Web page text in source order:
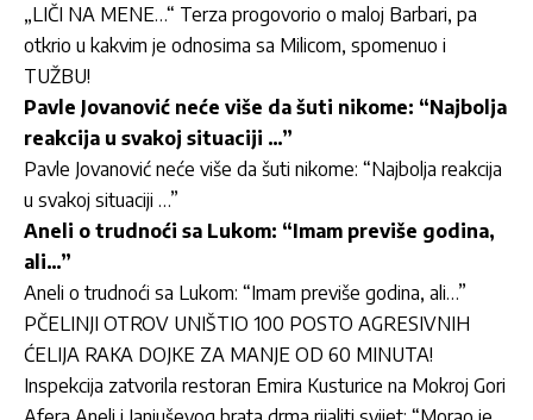
„LIČI NA MENE…“ Terza progovorio o maloj Barbari, pa
otkrio u kakvim je odnosima sa Milicom, spomenuo i
TUŽBU!
Pavle Jovanović neće više da šuti nikome: “Najbolja
reakcija u svakoj situaciji …”
Pavle Jovanović neće više da šuti nikome: “Najbolja reakcija
u svakoj situaciji …”
Aneli o trudnoći sa Lukom: “Imam previše godina,
ali…”
Aneli o trudnoći sa Lukom: “Imam previše godina, ali…”
PČELINJI OTROV UNIŠTIO 100 POSTO AGRESIVNIH
ĆELIJA RAKA DOJKE ZA MANJE OD 60 MINUTA!
Inspekcija zatvorila restoran Emira Kusturice na Mokroj Gori